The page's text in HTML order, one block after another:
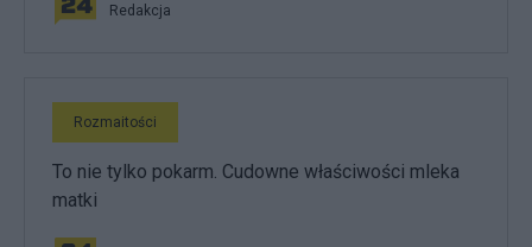
Redakcja
Rozmaitości
To nie tylko pokarm. Cudowne właściwości mleka
matki